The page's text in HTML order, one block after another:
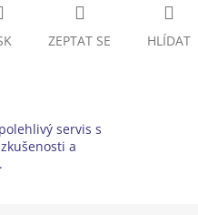
ZEPTAT SE HLÍDAT
servis s
a